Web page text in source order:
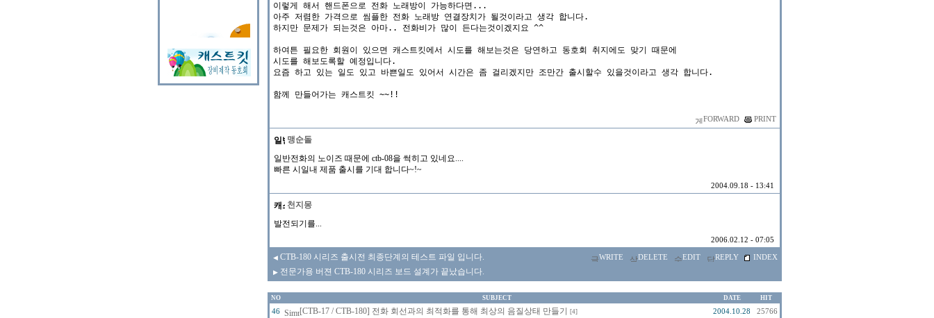
이렇게 해서 핸드폰으로 전화 노래방이 가능하다면...
아주 저렴한 가격으로 씸플한 전화 노래방 연결장치가 될것이라고 생각 합니다.
하지만 문제가 되는것은 아마.. 전화비가 많이 든다는것이겠지요 ^^
하여튼 필요한 회원이 있으면 캐스트킷에서 시도를 해보는것은 당연하고 동호회 취지에도 맞기 때문에
시도를 해보도록할 예정입니다.
요즘 하고 있는 일도 있고 바쁜일도 있어서 시간은 좀 걸리겠지만 조만간 출시할수 있을것이라고 생각 합니다.
FORWARD PRINT
맹순돌
일반전화의 노이즈 때문에 ctb-08을 썩히고 있네요....
빠른 시일내 제품 출시를 기대 합니다~!~
2004.09.18 - 13:41
천지몽
발전되기를...
2006.02.12 - 07:05
◀ CTB-180 시리즈 출시전 최종단계의 테스트 파일 입니다.
▶ 전문가용 버젼 CTB-180 시리즈 보드 설계가 끝났습니다.
WRITE DELETE EDIT REPLY INDEX
NO SUBJECT DATE HIT
46 [CTB-17 / CTB-180] 전화 회선과의 최적화를 통해 최상의 음질상태 만들기 [4] 2004.10.28 25766